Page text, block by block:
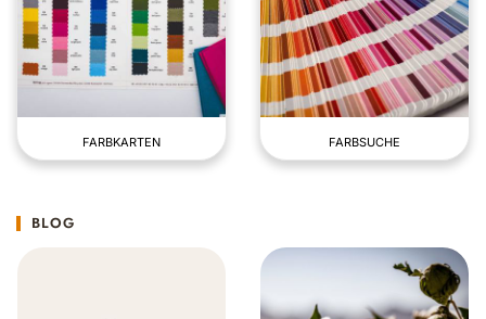
FARBKARTEN FARBSUCHE
BLOG